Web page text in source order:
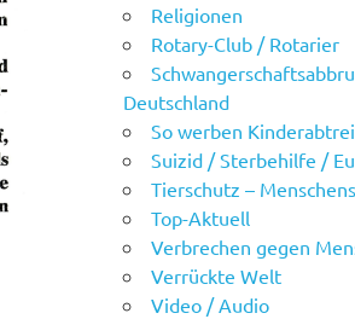
Religionen
Rotary-Club / Rotarier
Deutschland
So werben
Suizid / Sterbehilfe /
Tierschutz –
Top-Aktuell
Verbrechen gegen
Verrückte Welt
Video / Audio